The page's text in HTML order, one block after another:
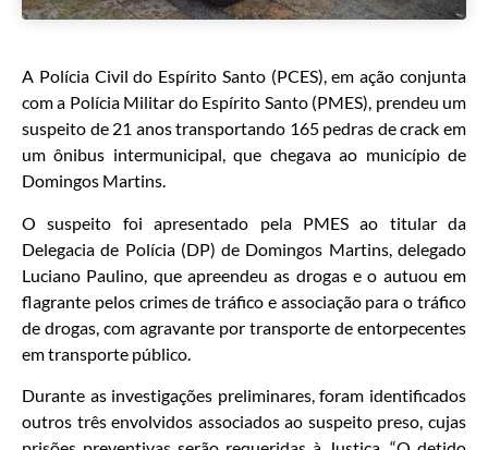
A Polícia Civil do Espírito Santo (PCES), em ação conjunta
com a Polícia Militar do Espírito Santo (PMES), prendeu um
suspeito de 21 anos transportando 165 pedras de crack em
um ônibus intermunicipal, que chegava ao município de
Domingos Martins.
O suspeito foi apresentado pela PMES ao titular da
Delegacia de Polícia (DP) de Domingos Martins, delegado
Luciano Paulino, que apreendeu as drogas e o autuou em
flagrante pelos crimes de tráfico e associação para o tráfico
de drogas, com agravante por transporte de entorpecentes
em transporte público.
Durante as investigações preliminares, foram identificados
outros três envolvidos associados ao suspeito preso, cujas